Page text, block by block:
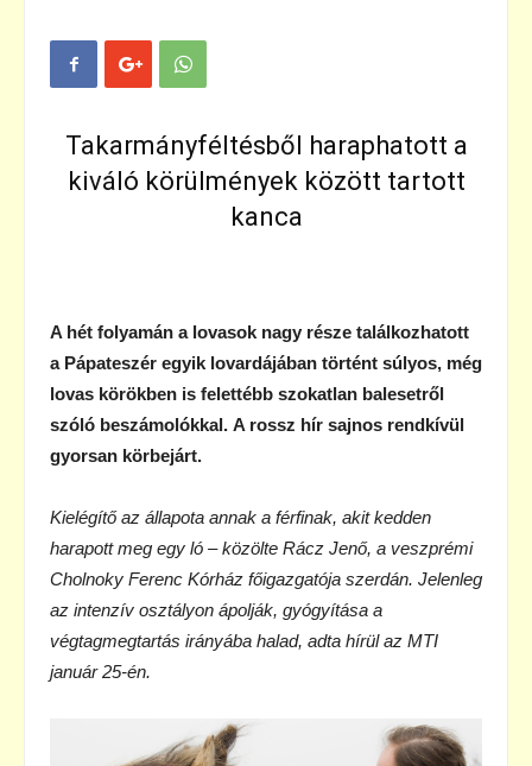
Takarmányféltésből haraphatott a
kiváló körülmények között tartott
kanca
A hét folyamán a lovasok nagy része találkozhatott
a Pápateszér egyik lovardájában történt súlyos, még
lovas körökben is felettébb szokatlan balesetről
szóló beszámolókkal. A rossz hír sajnos rendkívül
gyorsan körbejárt.
Kielégítő az állapota annak a férfinak, akit kedden
harapott meg egy ló – közölte Rácz Jenő, a veszprémi
Cholnoky Ferenc Kórház főigazgatója szerdán. Jelenleg
az intenzív osztályon ápolják, gyógyítása a
végtagmegtartás irányába halad, adta hírül az MTI
január 25-én.